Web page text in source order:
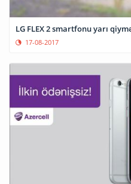
LG FLEX 2 smartfonu yarı
17-08-2017